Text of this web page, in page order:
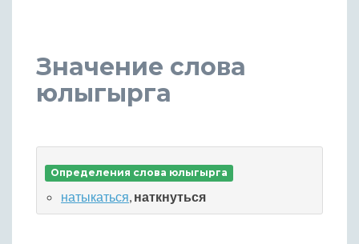
Значение слова
юлыгырга
Определения слова юлыгырга
натыкаться, наткнуться